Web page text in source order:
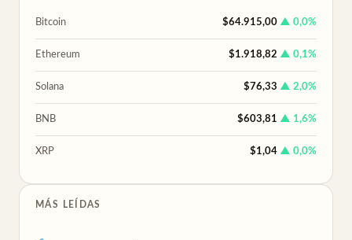
Bitcoin $64.915,00 ▲ 0,0%
Ethereum $1.918,82 ▲ 0,1%
Solana $76,33 ▲ 2,0%
BNB $603,81 ▲ 1,6%
XRP $1,04 ▲ 0,0%
MÁS LEÍDAS